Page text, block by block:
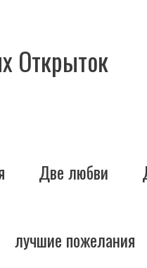
Открыток
Две любви
лучшие пожелания